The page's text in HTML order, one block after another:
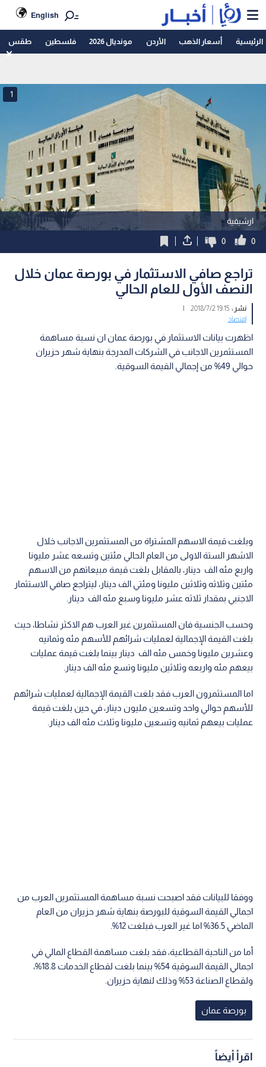
English
الرئيسية أسعار الذهب الأردن مونديال 2026 فلسطين طقس
ارشيفية
1
0
0
تراجع صافي الاستثمار في بورصة عمان خلال
النصف الأول للعام الحالي
نشر :19:15 2018/7/2
|
اقتصاد
اظهرت بيانات الاستثمار في بورصة عمان ان نسبة مساهمة
المستثمرين الاجانب في الشركات المدرجة بنهاية شهر حزيران
حوالي 49% من إجمالي القيمة السوقية.
وبلغت قيمة الاسهم المشتراة من المستثمرين الاجانب خلال
الاشهر الستة الاولى من العام الحالي مئتين وتسعه عشر مليونا
واربع مئه الف دينار، بالمقابل بلغت قيمة مبيعاتهم من الاسهم
مئتين وثلاثه وثلاثين مليونا ومئتي الف دينار، ليتراجع صافي الاستثمار
الاجنبي بمقدار ثلاثه عشر مليونا وسبع مئه الف دينار.
وحسب الجنسية فان المستثمرين غير العرب هم الاكثر نشاطا، حيث
بلغت القيمة الإجمالية لعمليات شرائهم للأسهم مئه وثمانيه
وعشرين مليونا وخمس مئه الف دينار بينما بلغت قيمة عمليات
بيعهم مئه واربعه وثلاثين مليونا وتسع مئه الف دينار.
اما المستثمرون العرب فقد بلغت القيمة الإجمالية لعمليات شرائهم
للأسهم حوالي واحد وتسعين مليون دينار، في حين بلغت قيمة
عمليات بيعهم ثمانيه وتسعين مليونا وثلاث مئه الف دينار.
ووفقا للبيانات فقد اصبحت نسبة مساهمة المستثمرين العرب من
اجمالي القيمة السوقية للبورصة بنهاية شهر حزيران من العام
الماضي 36.5% اما غير العرب فبلغت 12%.
أما من الناحية القطاعية، فقد بلغت مساهمة القطاع المالي في
اجمالي القيمة السوقية 54% بينما بلغت لقطاع الخدمات 18.8%،
ولقطاع الصناعة 53% وذلك لنهاية حزيران.
بورصة عمان
اقرأ أيضاً